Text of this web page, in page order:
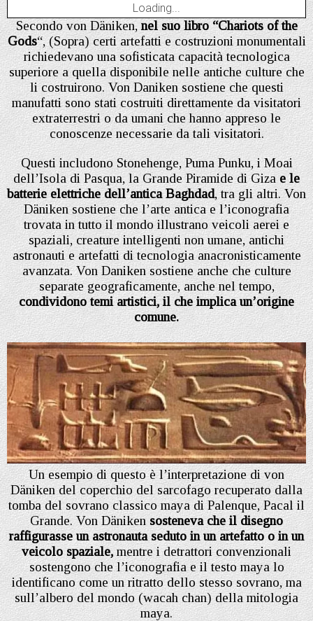
Loading...
Secondo von Däniken, nel suo libro “Chariots of the
Gods“, (Sopra) certi artefatti e costruzioni monumentali
richiedevano una sofisticata capacità tecnologica
superiore a quella disponibile nelle antiche culture che
li costruirono. Von Daniken sostiene che questi
manufatti sono stati costruiti direttamente da visitatori
extraterrestri o da umani che hanno appreso le
conoscenze necessarie da tali visitatori.
Questi includono Stonehenge, Puma Punku, i Moai
dell’Isola di Pasqua, la Grande Piramide di Gizae le
batterie elettriche dell’antica Baghdad, tra gli altri. Von
Däniken sostiene che l’arte antica e l’iconografia
trovata in tutto il mondo illustrano veicoli aerei e
spaziali, creature intelligenti non umane, antichi
astronauti e artefatti di tecnologia anacronisticamente
avanzata. Von Daniken sostiene anche che culture
separate geograficamente, anche nel tempo,
condividono temi artistici, il che implica un’origine
comune.
Un esempio di questo è l’interpretazione di von
Däniken del coperchio del sarcofago recuperato dalla
tomba del sovrano classico maya di Palenque, Pacal il
Grande. Von Däniken sosteneva che il disegno
raffigurasse un astronauta seduto in un artefatto o in un
veicolo spaziale,mentre i detrattori convenzionali
sostengono che l’iconografia e il testo maya lo
identificano come un ritratto dello stesso sovrano, ma
sull’albero del mondo (wacah chan) della mitologia
maya.